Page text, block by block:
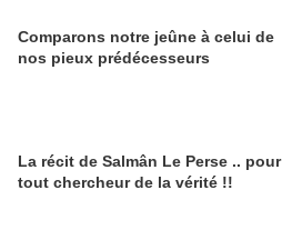
Comparons notre jeûne à celui de
nos pieux prédécesseurs
La récit de Salmân Le Perse .. pour
tout chercheur de la vérité !!